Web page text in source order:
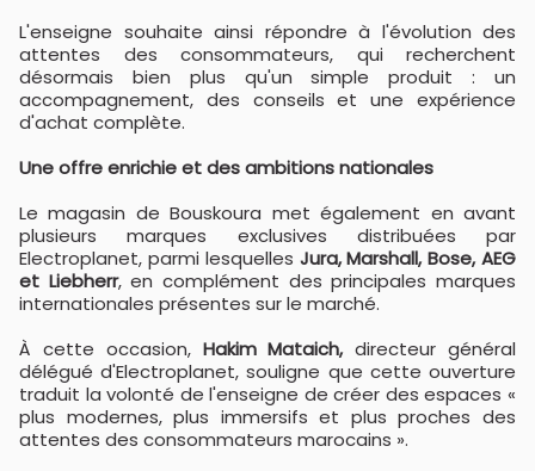
L'enseigne souhaite ainsi répondre à l'évolution des
attentes des consommateurs, qui recherchent
désormais bien plus qu'un simple produit : un
accompagnement, des conseils et une expérience
d'achat complète.
Une offre enrichie et des ambitions nationales
Le magasin de Bouskoura met également en avant
plusieurs marques exclusives distribuées par
Electroplanet, parmi lesquelles Jura, Marshall, Bose, AEG
et Liebherr, en complément des principales marques
internationales présentes sur le marché.
À cette occasion, Hakim Mataich,directeur général
délégué d'Electroplanet, souligne que cette ouverture
traduit la volonté de l'enseigne de créer des espaces «
plus modernes, plus immersifs et plus proches des
attentes des consommateurs marocains ».